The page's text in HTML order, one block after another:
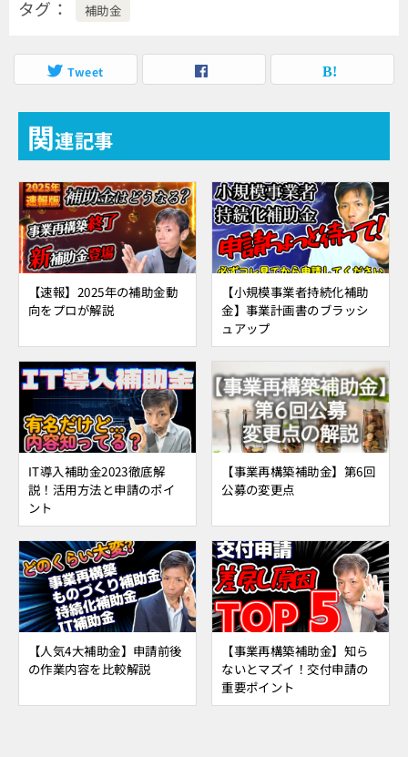
タグ 補助金
Tweet
関連記事
【速報】2025年の補助金動
向をプロが解説
【小規模事業者持続化補助
金】事業計画書のブラッシ
ュアップ
IT導入補助金2023徹底解
説！活用方法と申請のポイ
ント
【事業再構築補助金】第6回
公募の変更点
【人気4大補助金】申請前後
の作業内容を比較解説
【事業再構築補助金】知ら
ないとマズイ！交付申請の
重要ポイント